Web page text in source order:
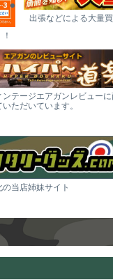
出張などによる大量
テージエアガンレビュー
ただいています。
の当店姉妹サイト